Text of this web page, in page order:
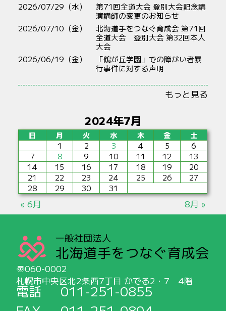
2026/07/29（水）
第71回全道大会 登別大会記念講
演講師の変更のお知らせ
2026/07/10（金）
北海道手をつなぐ育成会 第71回
全道大会 登別大会 第32回本人
大会
2026/06/19（金）
「鶴が丘学園」での障がい者暴
行事件に対する声明
もっと見る
2024年7月
日 月 火 水 木 金
土
1
2 3 4 5
6
7
8 9 10 11 12
13
14
15 16 17 18 19
20
21
22 23 24 25 26
27
28
29 30 31
« 6月 8月 »
060-0002
札幌市中央区北2条西7丁目 かでる2・7 4階
電話
011-251-0855